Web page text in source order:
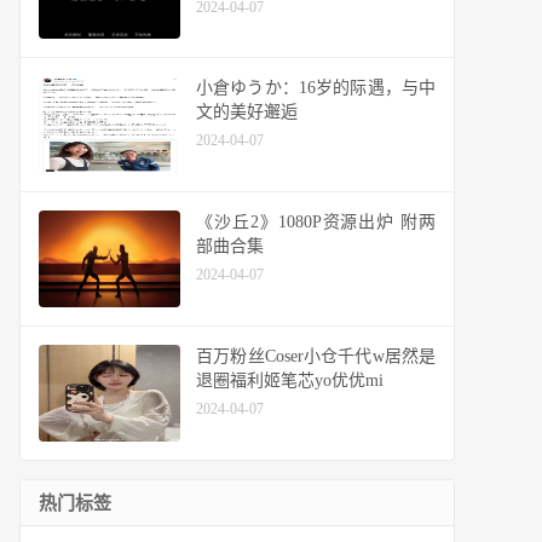
2024-04-07
小倉ゆうか：16岁的际遇，与中
文的美好邂逅
2024-04-07
《沙丘2》1080P资源出炉 附两
部曲合集
2024-04-07
百万粉丝Coser小仓千代w居然是
退圈福利姬笔芯yo优优mi
2024-04-07
热门标签